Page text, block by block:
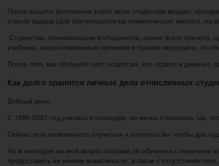
После защиты дипломных работ всем студентам выдают
отделе кадров (для обучающихся на коммерческих местах), на
Студентам, проживающим в общежитии, кроме всего прочего,
учебники, непроставленные прививки и прочие недосдачи, то
После того, как обходной лист подписан, его отдают в деканат,
Как долго хранятся личные дела отчисленных
Добрый день.
С 1999-2001 год училась в колледже, но жизнь сложилась так,
Сейчас есть возможность отучиться и хотелось бы, чтобы два
Но в колледже на мой запрос справки об обучении с перечнем
предоставить не имеем возможности, в связи с отсутствием